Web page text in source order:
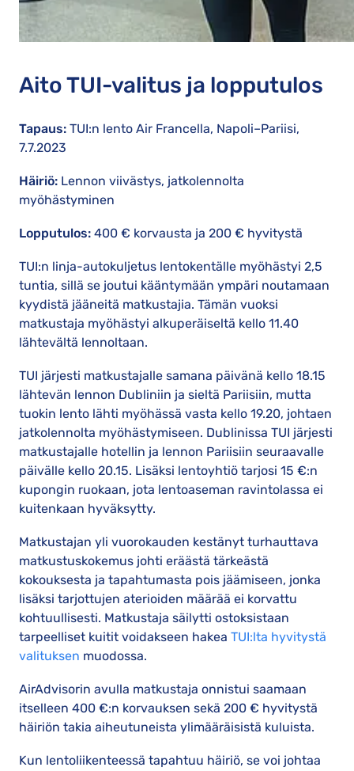
Aito TUI-valitus ja lopputulos
Tapaus: TUI:n lento Air Francella, Napoli–Pariisi,
7.7.2023
Häiriö: Lennon viivästys, jatkolennolta
myöhästyminen
Lopputulos: 400 € korvausta ja 200 € hyvitystä
TUI:n linja-autokuljetus lentokentälle myöhästyi 2,5
tuntia, sillä se joutui kääntymään ympäri noutamaan
kyydistä jääneitä matkustajia. Tämän vuoksi
matkustaja myöhästyi alkuperäiseltä kello 11.40
lähtevältä lennoltaan.
TUI järjesti matkustajalle samana päivänä kello 18.15
lähtevän lennon Dubliniin ja sieltä Pariisiin, mutta
tuokin lento lähti myöhässä vasta kello 19.20, johtaen
jatkolennolta myöhästymiseen. Dublinissa TUI järjesti
matkustajalle hotellin ja lennon Pariisiin seuraavalle
päivälle kello 20.15. Lisäksi lentoyhtiö tarjosi 15 €:n
kupongin ruokaan, jota lentoaseman ravintolassa ei
kuitenkaan hyväksytty.
Matkustajan yli vuorokauden kestänyt turhauttava
matkustuskokemus johti eräästä tärkeästä
kokouksesta ja tapahtumasta pois jäämiseen, jonka
lisäksi tarjottujen aterioiden määrää ei korvattu
kohtuullisesti. Matkustaja säilytti ostoksistaan
tarpeelliset kuitit voidakseen hakea TUI:lta hyvitystä
valituksen muodossa.
AirAdvisorin avulla matkustaja onnistui saamaan
itselleen 400 €:n korvauksen sekä 200 € hyvitystä
häiriön takia aiheutuneista ylimääräisistä kuluista.
Kun lentoliikenteessä tapahtuu häiriö, se voi johtaa